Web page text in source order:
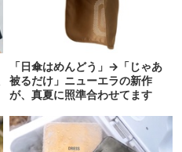
「日傘はめんどう」→「じゃあ
被るだけ」ニューエラの新作
が、真夏に照準合わせてます